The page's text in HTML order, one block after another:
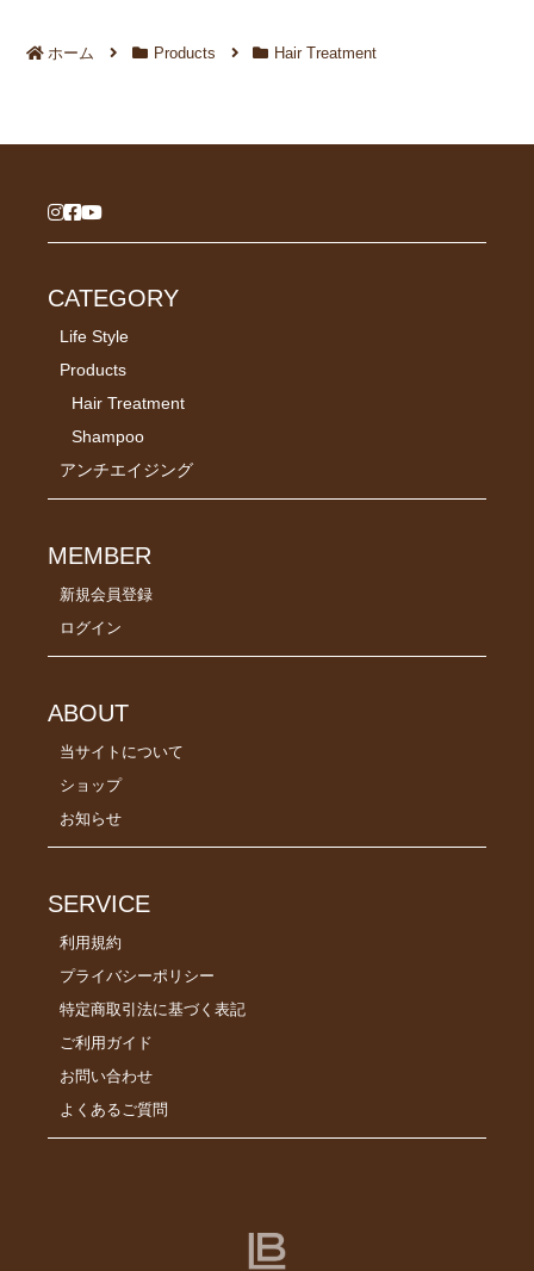
ホーム Products Hair Treatment
CATEGORY
Life Style
Products
Hair Treatment
Shampoo
アンチエイジング
MEMBER
新規会員登録
ログイン
ABOUT
当サイトについて
ショップ
お知らせ
SERVICE
利用規約
プライバシーポリシー
特定商取引法に基づく表記
ご利用ガイド
お問い合わせ
よくあるご質問